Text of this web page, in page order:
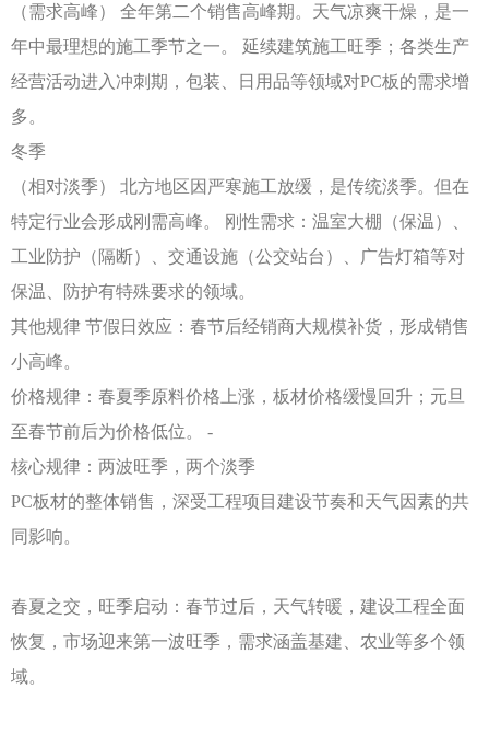
（需求高峰）
全年第二个销售高峰期。天气凉爽干燥，是一
年中最理想的施工季节之一。
延续建筑施工旺季；各类生产
经营活动进入冲刺期，包装、日用品等领域对PC板的需求增
多。
冬季
（相对淡季）
北方地区因严寒施工放缓，是传统淡季。但在
特定行业会形成刚需高峰。
刚性需求：温室大棚（保温）、
工业防护（隔断）、交通设施（公交站台）、广告灯箱等对
保温、防护有特殊要求的领域。
其他规律 节假日效应：春节后经销商大规模补货，形成销售
小高峰。
价格规律：春夏季原料价格上涨，板材价格缓慢回升；元旦
至春节前后为价格低位。
-
核心规律：两波旺季，两个淡季
PC板材的整体销售，深受工程项目建设节奏和天气因素的共
同影响。
春夏之交，旺季启动：春节过后，天气转暖，建设工程全面
恢复，市场迎来第一波旺季，需求涵盖基建、农业等多个领
域。